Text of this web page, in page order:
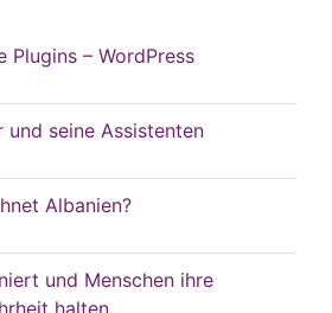
Plugins – WordPress
und seine Assistenten
Albanien?
und Menschen ihre